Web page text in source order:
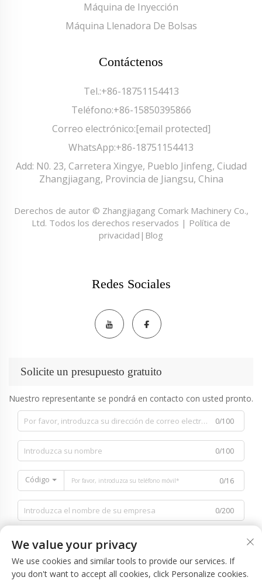
Máquina de Inyección
Máquina Llenadora De Bolsas
Contáctenos
Tel.:+86-18751154413
Teléfono:+86-15850395866
Correo electrónico:[email protected]
WhatsApp:+86-18751154413
Add: N0. 23, Carretera Xingye, Pueblo Jinfeng, Ciudad
Zhangjiagang, Provincia de Jiangsu, China
Derechos de autor © Zhangjiagang Comark Machinery Co.,
Ltd. Todos los derechos reservados | Política de
privacidad | Blog
Redes Sociales
Solicite un presupuesto gratuito
Nuestro representante se pondrá en contacto con usted pronto.
0/100
0/100
Código 0/16
0/200
0/1000
We value your privacy
We use cookies and similar tools to provide our services. If
you don't want to accept all cookies, click Personalize cookies.